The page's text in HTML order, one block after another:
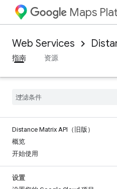
Maps
Web Services
指南
资源
Distance Matrix API（旧版）
概览
开始使用
设置